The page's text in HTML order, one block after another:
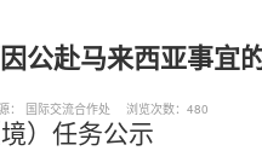
公赴马来西亚事宜
国际交流合作处 浏览次数： 480
）任务公示